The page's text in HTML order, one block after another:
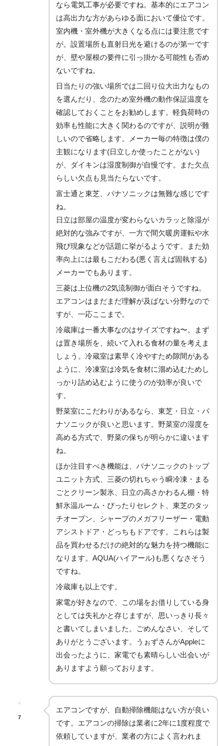
なら電気工事が必要ですね。基本的にエアコン
は高出力な方があらゆる面において優位です。
室内機・室外機が大きくなる点には要注意です
が。設置場所も直射日光を避けるのが第一です
が、壁や屋根の要件に引っ掛かる可能性も否め
ないですね。
日当たりの強い場所では二回り位大出力なもの
を選んだり、念のため室外機の動作保証温度を
確認しておくことをお勧めします。軽負荷時の
効率も性能に大きく関わるのですが、説明が難
しいので省略します。メーカー毎の特徴は僕の
主観になります(日立しか使ったことがない)
が、ダイキンは湿度制御が自慢です。また欠点
らしい欠点も見当たらないです。
富士通と東芝、パナソニックは無難な感じです
ね。
日立は部屋の温度が変わらないカラッと除湿が
絶対的な強みですが、一方で間欠暖房運転や水
飛び現象などが話題に挙がるようです。また効
率向上には最もこだわる(悪く言えば固執する)
メーカーでもあります。
三菱は上位機の2気流制御が面白そうですね。
エアコンはまだまだ理解が及ばない分野なので
すが、一応ここまで。
冷蔵庫は一番大事なのはサイズですね〜。まず
は置き場所を、続いて入れる食材の量を考えま
しょう。冷蔵室は素早く冷やすため隙間がある
ように、冷凍室は冷気を食材に溜め込むためし
っかり詰め込むように使うのが効率が良いで
す。
野菜室にこだわりがあるなら、東芝・日立・パ
ナソニックが良いと思います。野菜室の湿度を
高める方式で、野菜の保ちが明らかに違います
ね。
ほか注目すべき機能は、パナソニックのトップ
ユニット方式、三菱の切れちゃう瞬冷凍・まる
ごとクリーン製氷、日立の高さかわるん棚・特
鮮氷温ルーム・ぴったりセレクト、東芝のタッ
チオープン、シャープのメガフリーザー・電動
アシストドア・どっちもドアです。これらは製
品を買わせるだけの絶対的な魅力を持つ機能に
なります。AQUA(ハイアール)も悪くなさそう
ですね。
冷蔵庫も以上です。
家電が好きなので、この場をお借りしている身
としては失礼かと存じますが、思いっきり長々
と書いてしまいました。ごめんなさい、そして
ありがとうございます。うぉずさんがAppleに
出会ったように、家電でも素晴らしい出会いが
ありますよう願っております。
7
エアコンですが、自動掃除機能はない方が良い
です。エアコンの掃除は業者に2年に1度程度で
依頼していますが、業者の方によく言われま